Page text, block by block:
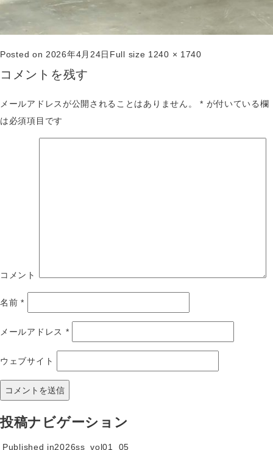
Posted on 2026年4月24日 Full size 1240 × 1740
コメントを残す
メールアドレスが公開されることはありません。 * が付いている欄
は必須項目です
コメント
名前*
メールアドレス *
ウェブサイト
投稿ナビゲーション
Published in2026ss_vol01_05